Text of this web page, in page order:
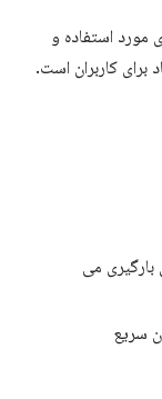
استفاده و
کاربران است.
می